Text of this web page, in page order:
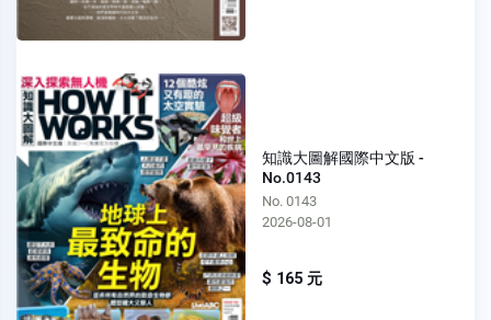
知識大圖解國際中文版 -
No.0143
No. 0143
2026-08-01
$ 165 元